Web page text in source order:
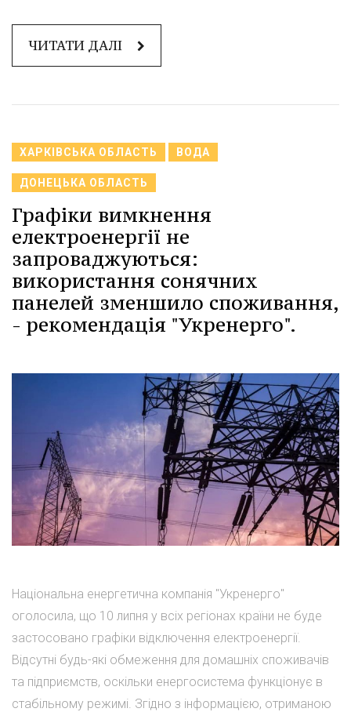
ЧИТАТИ ДАЛІ
ХАРКІВСЬКА ОБЛАСТЬ ВОДА
ДОНЕЦЬКА ОБЛАСТЬ
Графіки вимкнення
електроенергії не
запроваджуються:
використання сонячних
панелей зменшило споживання,
- рекомендація "Укренерго".
Національна енергетична компанія "Укренерго"
оголосила, що 10 липня у всіх регіонах країни не буде
застосовано графіки відключення електроенергії.
Відсутні будь-які обмеження для домашніх споживачів
та підприємств, оскільки енергосистема функціонує в
стабільному режимі. Згідно з інформацією, отриманою